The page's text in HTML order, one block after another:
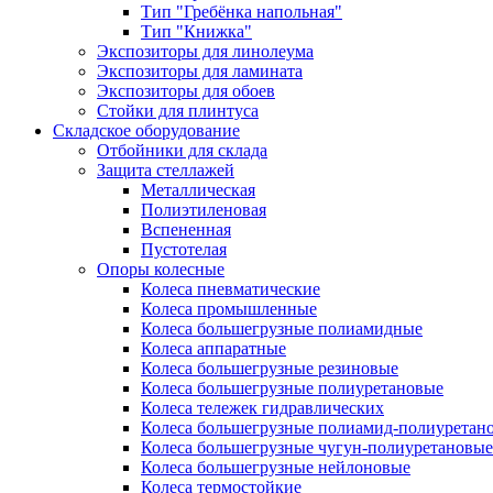
Тип "Гребёнка напольная"
Тип "Книжка"
Экспозиторы для линолеума
Экспозиторы для ламината
Экспозиторы для обоев
Стойки для плинтуса
Складское оборудование
Отбойники для склада
Защита стеллажей
Металлическая
Полиэтиленовая
Вспененная
Пустотелая
Опоры колесные
Колеса пневматические
Колеса промышленные
Колеса большегрузные полиамидные
Колеса аппаратные
Колеса большегрузные резиновые
Колеса большегрузные полиуретановые
Колеса тележек гидравлических
Колеса большегрузные полиамид-
Колеса большегрузные чугун-полиуретановые
Колеса большегрузные нейлоновые
Колеса термостойкие